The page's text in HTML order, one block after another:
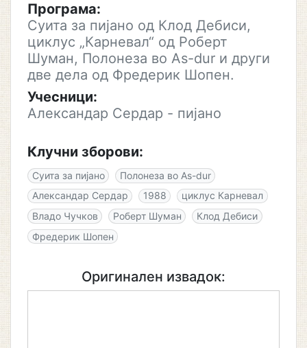
Програма:
Суита за пијано од Клод Дебиси,
циклус „Карневал“ од Роберт
Шуман, Полонеза во As-dur и други
две дела од Фредерик Шопен.
Учесници:
Александар Сердар - пијано
Клучни зборови:
Суита за пијано
Полонеза во As-dur
Александар Сердар
1988
циклус Карневал
Владо Чучков
Роберт Шуман
Клод Дебиси
Фредерик Шопен
Оригинален извадок: